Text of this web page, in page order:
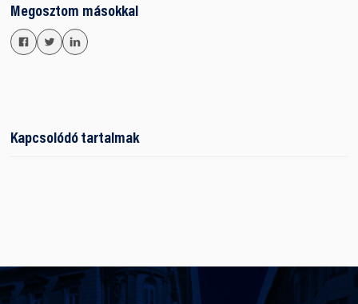
Megosztom másokkal
Kapcsolódó tartalmak